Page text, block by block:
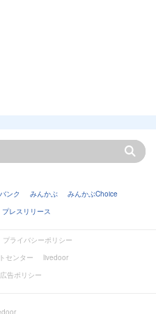
バンク みんかぶ
みんかぶChoice
プレスリリース
プライバシーポリシー
センター
livedoor
告ポリシー